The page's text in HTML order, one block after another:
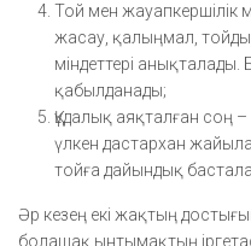
Той мен жауапкершілік
жасау, қалыңмал, тойды
міндеттері анықталады.
қабылданады;
Құдалық аяқталған соң –
үлкен дастархан
тойға дайындық
Әр кезең екі жақтың
болашақ ынтымақтың